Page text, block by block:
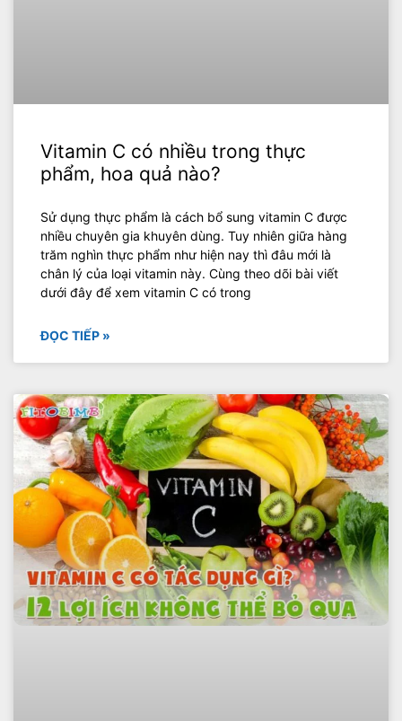
Vitamin C có nhiều trong thực
phẩm, hoa quả nào?
Sử dụng thực phẩm là cách bổ sung vitamin C được
nhiều chuyên gia khuyên dùng. Tuy nhiên giữa hàng
trăm nghìn thực phẩm như hiện nay thì đâu mới là
chân lý của loại vitamin này. Cùng theo dõi bài viết
dưới đây để xem vitamin C có trong
ĐỌC TIẾP »